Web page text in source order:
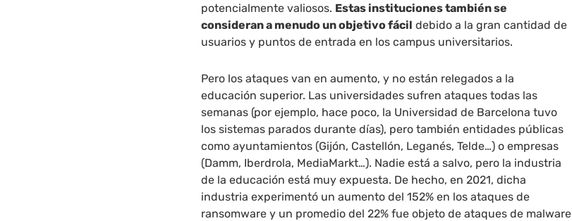
potencialmente valiosos. Estas instituciones también se
consideran a menudo un objetivo fácil debido a la gran cantidad de
usuarios y puntos de entrada en los campus universitarios.
Pero los ataques van en aumento, y no están relegados a la
educación superior. Las universidades sufren ataques todas las
semanas (por ejemplo, hace poco, la Universidad de Barcelona tuvo
los sistemas parados durante días), pero también entidades públicas
como ayuntamientos (Gijón, Castellón, Leganés, Telde…) o empresas
(Damm, Iberdrola, MediaMarkt…). Nadie está a salvo, pero la industria
de la educación está muy expuesta. De hecho, en 2021, dicha
industria experimentó un aumento del 152% en los ataques de
ransomware y un promedio del 22% fue objeto de ataques de malware